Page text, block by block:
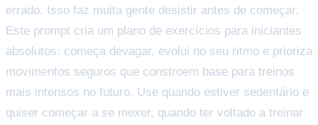
errado. Isso faz muita gente desistir antes de começar.
Este prompt cria um plano de exercícios para iniciantes
absolutos: começa devagar, evolui no seu ritmo e prioriza
movimentos seguros que constroem base para treinos
mais intensos no futuro. Use quando estiver sedentário e
quiser começar a se mexer, quando ter voltado a treinar